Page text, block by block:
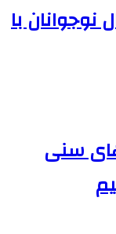
نوجوانان با
سنی